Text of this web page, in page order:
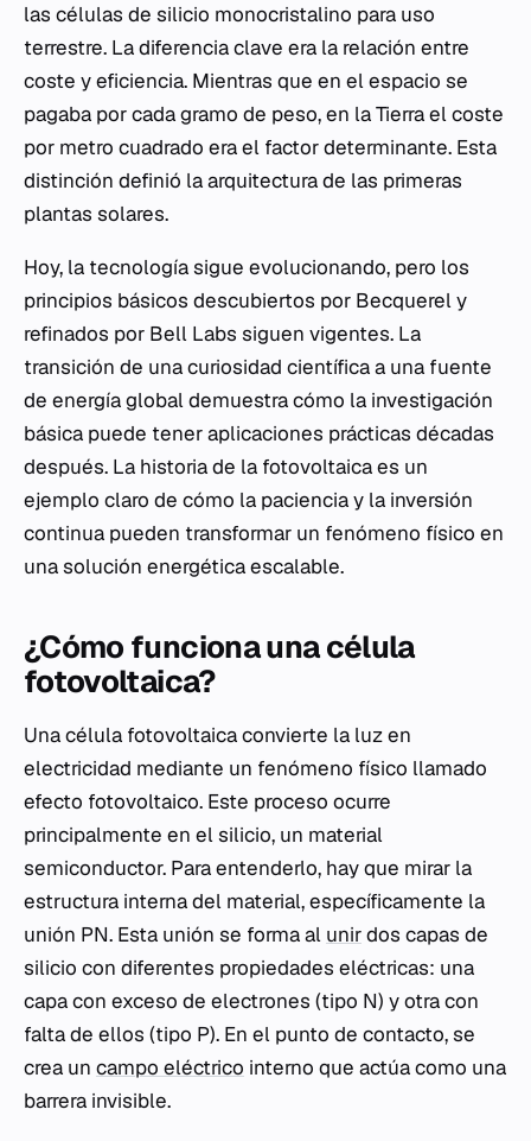
las células de silicio monocristalino para uso
terrestre. La diferencia clave era la relación entre
coste y eficiencia. Mientras que en el espacio se
pagaba por cada gramo de peso, en la Tierra el coste
por metro cuadrado era el factor determinante. Esta
distinción definió la arquitectura de las primeras
plantas solares.
Hoy, la tecnología sigue evolucionando, pero los
principios básicos descubiertos por Becquerel y
refinados por Bell Labs siguen vigentes. La
transición de una curiosidad científica a una fuente
de energía global demuestra cómo la investigación
básica puede tener aplicaciones prácticas décadas
después. La historia de la fotovoltaica es un
ejemplo claro de cómo la paciencia y la inversión
continua pueden transformar un fenómeno físico en
una solución energética escalable.
¿Cómo funciona una célula
fotovoltaica?
Una célula fotovoltaica convierte la luz en
electricidad mediante un fenómeno físico llamado
efecto fotovoltaico. Este proceso ocurre
principalmente en el silicio, un material
semiconductor. Para entenderlo, hay que mirar la
estructura interna del material, específicamente la
unión PN. Esta unión se forma al unirdos capas de
silicio con diferentes propiedades eléctricas: una
capa con exceso de electrones (tipo N) y otra con
falta de ellos (tipo P). En el punto de contacto, se
crea un campo eléctrico interno que actúa como una
barrera invisible.